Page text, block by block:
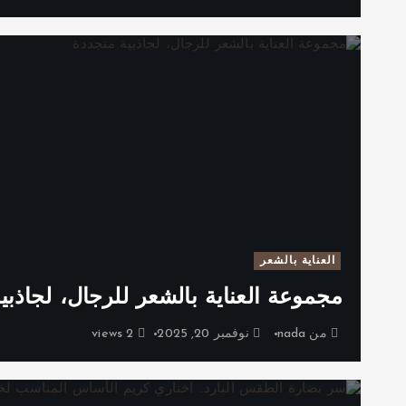
العناية بالشعر
مجموعة العناية بالشعر للرجال،
من nada نوفمبر 20, 2025